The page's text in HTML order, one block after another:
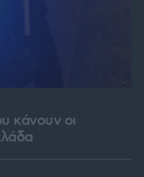
κάνουν οι